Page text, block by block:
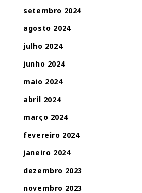
setembro 2024
agosto 2024
julho 2024
junho 2024
maio 2024
abril 2024
março 2024
fevereiro 2024
janeiro 2024
dezembro 2023
novembro 2023